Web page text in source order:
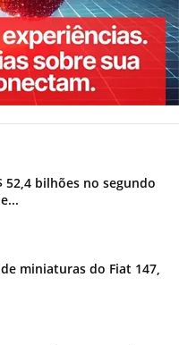
52,4 bilhões no segundo
miniaturas do Fiat 147,